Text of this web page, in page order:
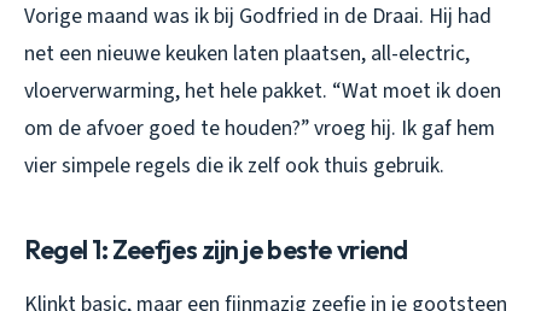
Vorige maand was ik bij Godfried in de Draai. Hij had
net een nieuwe keuken laten plaatsen, all-electric,
vloerverwarming, het hele pakket. “Wat moet ik doen
om de afvoer goed te houden?” vroeg hij. Ik gaf hem
vier simpele regels die ik zelf ook thuis gebruik.
Regel 1: Zeefjes zijn je beste vriend
Klinkt basic, maar een fijnmazig zeefje in je gootsteen